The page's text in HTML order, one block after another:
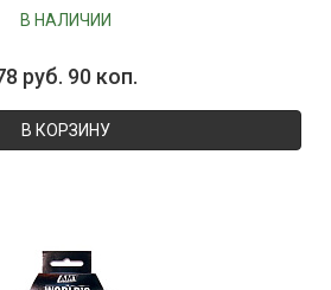
В НАЛИЧИИ
руб. 90 коп.
В КОРЗИНУ